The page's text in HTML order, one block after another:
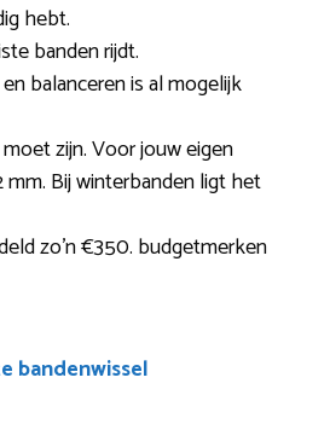
hebt.
banden rijdt.
balanceren is al mogelijk
zijn. Voor jouw eigen
Bij winterbanden ligt het
zo’n €350. budgetmerken
bandenwissel